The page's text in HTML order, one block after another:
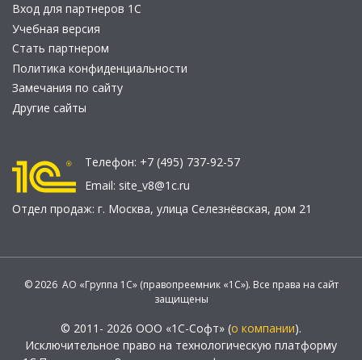
Вход для партнеров 1С
Учебная версия
Стать партнером
Политика конфиденциальности
Замечания по сайту
Другие сайты
Телефон: +7 (495) 737-92-57
Email: site_v8@1c.ru
Отдел продаж: г. Москва, улица Селезнёвская, дом 21
© 2026 АО «Группа 1С» (правопреемник «1С»). Все права на сайт
защищены
© 2011- 2026 ООО «1С-Софт» (о компании).
Исключительное право на технологическую платформу